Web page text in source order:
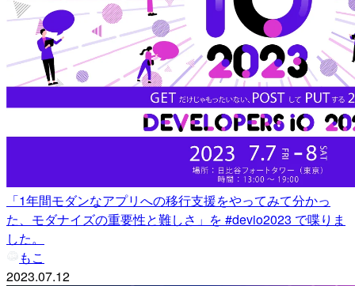
「1年間モダンなアプリへの移行支援をやってみて分かっ
た、モダナイズの重要性と難しさ」を #devio2023 で喋りま
した。
もこ
2023.07.12